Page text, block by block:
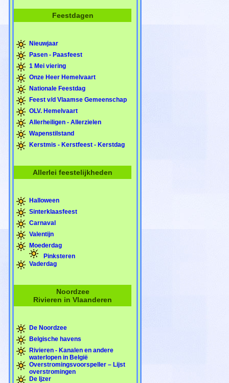
Feestdagen
Nieuwjaar
Pasen - Paasfeest
1 Mei viering
Onze Heer Hemelvaart
Nationale Feestdag
Feest v/d Vlaamse Gemeenschap
OLV. Hemelvaart
Allerheiligen - Allerzielen
Wapenstilstand
Kerstmis - Kerstfeest - Kerstdag
Allerlei feestelijkheden
Halloween
Sinterklaasfeest
Carnaval
Valentijn
Moederdag
Pinksteren
Vaderdag
Noordzee
Rivieren in Vlaanderen
De Noordzee
Belgische havens
Rivieren - Kanalen en andere
waterlopen in België
Overstromingsvoorspeller – Lijst
overstromingen
De Ijzer